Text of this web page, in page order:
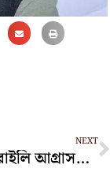
NEXT
গাজায় ইসরাইলি আগ্রাসনে ৪৮ ঘণ্টায় ৬১ ফিলিস্তিনির মৃত্যু